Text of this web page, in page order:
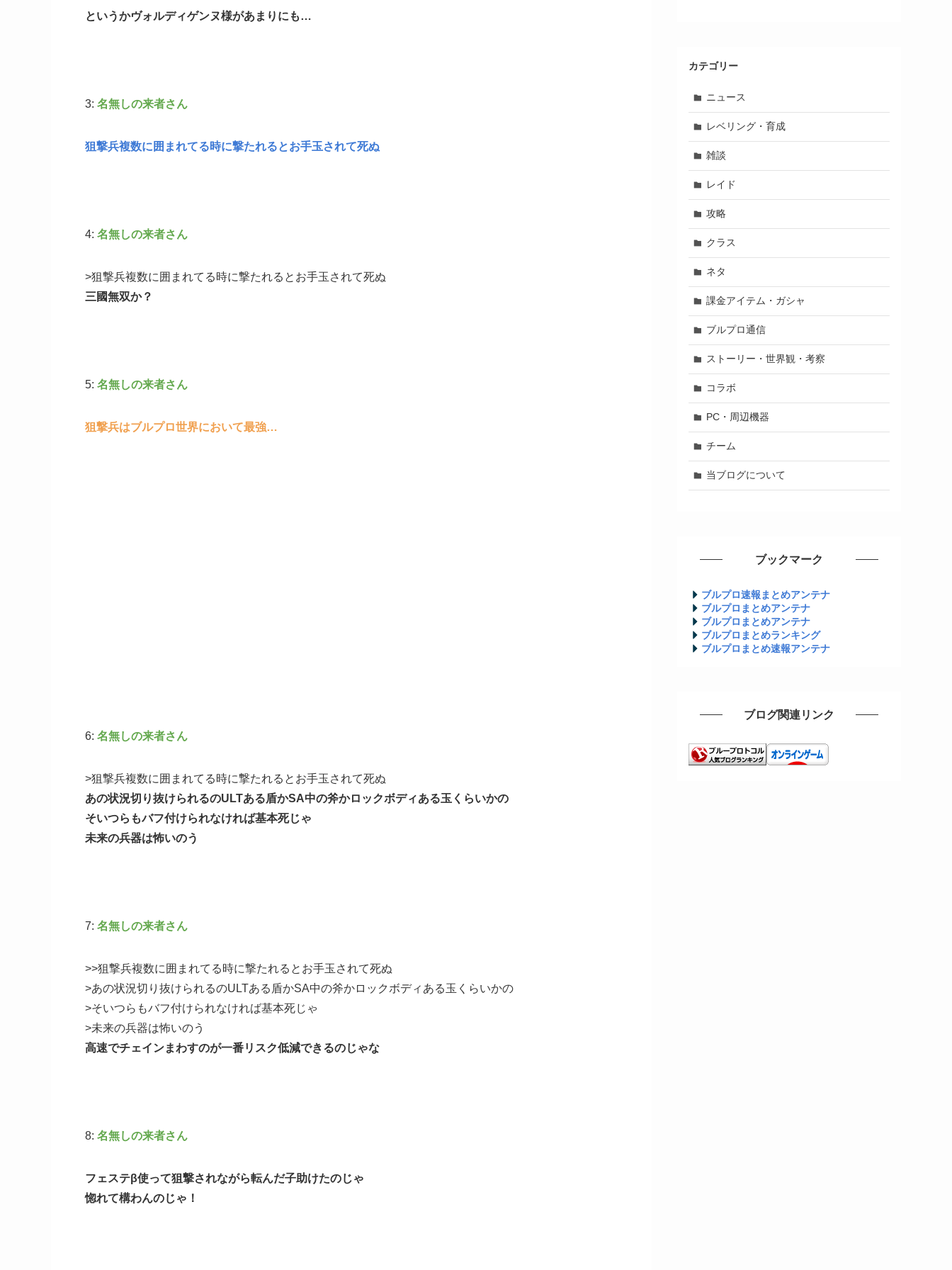
というかヴォルディゲンヌ様があまりにも…
3: 名無しの来者さん
狙撃兵複数に囲まれてる時に撃たれるとお手玉されて死ぬ
4: 名無しの来者さん
>狙撃兵複数に囲まれてる時に撃たれるとお手玉されて死ぬ
三國無双か？
5: 名無しの来者さん
狙撃兵はブルプロ世界において最強…
6: 名無しの来者さん
>狙撃兵複数に囲まれてる時に撃たれるとお手玉されて死ぬ
あの状況切り抜けられるのULTある盾かSA中の斧かロックボディある玉くらいかの
そいつらもバフ付けられなければ基本死じゃ
未来の兵器は怖いのう
7: 名無しの来者さん
>>狙撃兵複数に囲まれてる時に撃たれるとお手玉されて死ぬ
>あの状況切り抜けられるのULTある盾かSA中の斧かロックボディある玉くらいかの
>そいつらもバフ付けられなければ基本死じゃ
>未来の兵器は怖いのう
高速でチェインまわすのが一番リスク低減できるのじゃな
8: 名無しの来者さん
フェステβ使って狙撃されながら転んだ子助けたのじゃ
惚れて構わんのじゃ！
カテゴリー
ニュース
レベリング・育成
雑談
レイド
攻略
クラス
ネタ
課金アイテム・ガシャ
ブルプロ通信
ストーリー・世界観・考察
コラボ
PC・周辺機器
チーム
当ブログについて
ブックマーク
ブルプロ速報まとめアンテナ
ブルプロまとめアンテナ
ブルプロまとめアンテナ
ブルプロまとめランキング
ブルプロまとめ速報アンテナ
ブログ関連リンク